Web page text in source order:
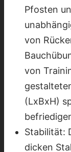
Pfosten
von
von
(LxBxH)
Stabilität:
dicken